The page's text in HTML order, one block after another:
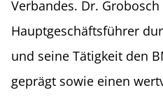
Verbandes. Dr.
Hauptgeschäftsführer
und seine Tätigkeit den
geprägt sowie einen